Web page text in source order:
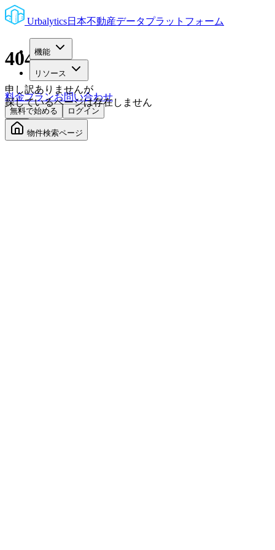
Urbalytics日本不動産データプラットフォーム
機能
リソース
料金プランお問い合わせ
無料で始める ログイン
404
申し訳ありませんが
探しているページは存在しません
物件検索ページ